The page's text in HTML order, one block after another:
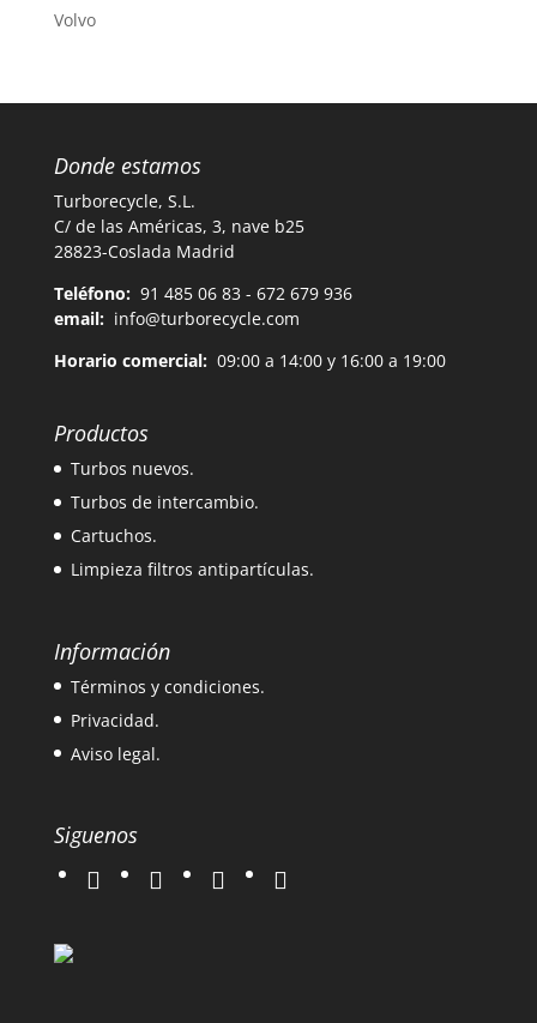
Volvo
Donde estamos
Turborecycle, S.L.
C/ de las Américas, 3, nave b25
28823-Coslada Madrid
Teléfono: 91 485 06 83 - 672 679 936
email: info@turborecycle.com
Horario comercial:09:00 a 14:00 y 16:00 a 19:00
Productos
Turbos nuevos.
Turbos de intercambio.
Cartuchos.
Limpieza filtros antipartículas.
Información
Términos y condiciones.
Privacidad.
Aviso legal.
Siguenos
twitter instagramfacebook google